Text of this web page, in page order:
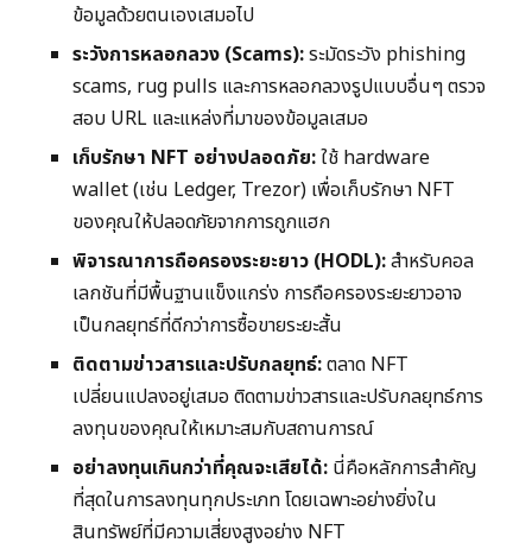
ข้อมูลด้วยตนเองเสมอไป
ระวังการหลอกลวง (Scams):ระมัดระวัง phishing
scams, rug pulls และการหลอกลวงรูปแบบอื่นๆ ตรวจ
สอบ URL และแหล่งที่มาของข้อมูลเสมอ
เก็บรักษา NFT อย่างปลอดภัย:ใช้ hardware
wallet (เช่น Ledger, Trezor) เพื่อเก็บรักษา NFT
ของคุณให้ปลอดภัยจากการถูกแฮก
พิจารณาการถือครองระยะยาว (HODL):สำหรับคอล
เลกชันที่มีพื้นฐานแข็งแกร่ง การถือครองระยะยาวอาจ
เป็นกลยุทธ์ที่ดีกว่าการซื้อขายระยะสั้น
ติดตามข่าวสารและปรับกลยุทธ์:ตลาด NFT
เปลี่ยนแปลงอยู่เสมอ ติดตามข่าวสารและปรับกลยุทธ์การ
ลงทุนของคุณให้เหมาะสมกับสถานการณ์
อย่าลงทุนเกินกว่าที่คุณจะเสียได้: นี่คือหลักการสำคัญ
ที่สุดในการลงทุนทุกประเภท โดยเฉพาะอย่างยิ่งใน
สินทรัพย์ที่มีความเสี่ยงสูงอย่าง NFT